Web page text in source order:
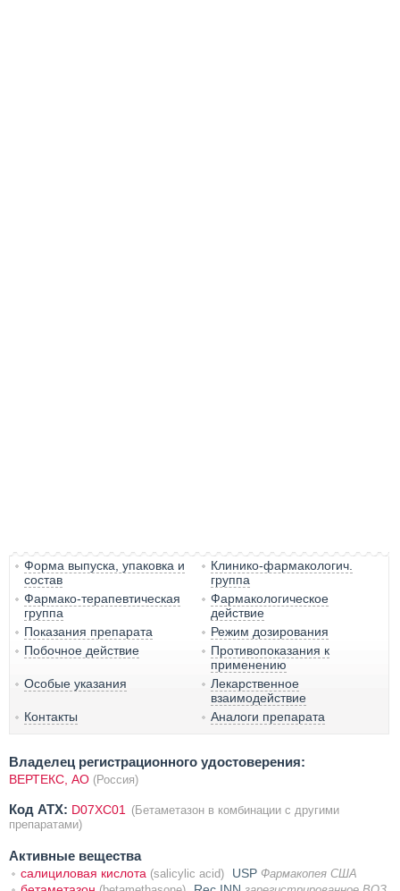
Форма выпуска, упаковка и
состав
Клинико-фармакологич.
группа
Фармако-терапевтическая
группа
Фармакологическое
действие
Показания препарата
Режим дозирования
Побочное действие
Противопоказания к
применению
Особые указания
Лекарственное
взаимодействие
Контакты
Аналоги препарата
Владелец регистрационного удостоверения:
ВЕРТЕКС, АО (Россия)
Код ATX: D07XC01
(Бетаметазон в комбинации с другими
препаратами)
Активные вещества
салициловая кислота (salicylic acid) USP Фармакопея США